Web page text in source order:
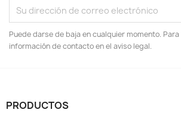
Puede darse de baja en cualquier momento.
información de contacto en el aviso legal.
PRODUCTOS